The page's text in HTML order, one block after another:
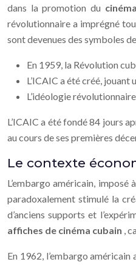
dans la promotion du
révolutionnaire a imprégné
sont devenues des symboles
En 1959, la Révolution
L’ICAIC a été créé,
L’idéologie
L’ICAIC a été fondé 84 jours
au cours de ses premières
Le contexte
L’embargo américain,
paradoxalement stimulé la
d’anciens supports et
affiches de cinéma cubain ,
En 1962, l’embargo américain